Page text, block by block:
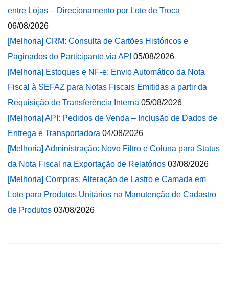
entre Lojas – Direcionamento por Lote de Troca
06/08/2026
[Melhoria] CRM: Consulta de Cartões Históricos e
Paginados do Participante via API 05/08/2026
[Melhoria] Estoques e NF-e: Envio Automático da Nota
Fiscal à SEFAZ para Notas Fiscais Emitidas a partir da
Requisição de Transferência Interna 05/08/2026
[Melhoria] API: Pedidos de Venda – Inclusão de Dados de
Entrega e Transportadora 04/08/2026
[Melhoria] Administração: Novo Filtro e Coluna para Status
da Nota Fiscal na Exportação de Relatórios 03/08/2026
[Melhoria] Compras: Alteração de Lastro e Camada em
Lote para Produtos Unitários na Manutenção de Cadastro
de Produtos 03/08/2026